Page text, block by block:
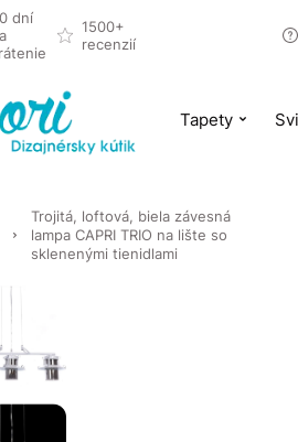
dní
1500+
recenzií
Tapety
Trojitá, loftová, biela závesná
lampa CAPRI TRIO na lište so
sklenenými tienidlami